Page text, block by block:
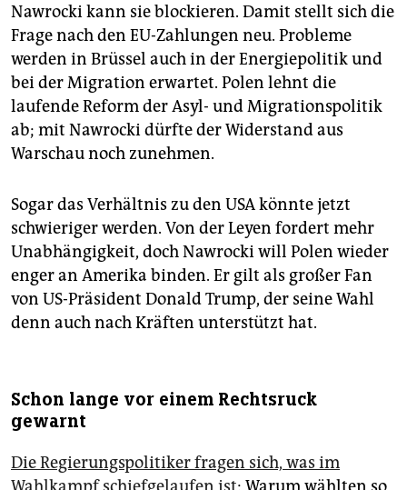
Nawrocki kann sie blockieren. Damit stellt sich die
Frage nach den EU-Zahlungen neu. Probleme
werden in Brüssel auch in der Energiepolitik und
bei der Migration erwartet. Polen lehnt die
laufende Reform der Asyl- und Migrationspolitik
ab; mit Nawrocki dürfte der Widerstand aus
Warschau noch zunehmen.
Sogar das Verhältnis zu den USA könnte jetzt
schwieriger werden. Von der Leyen fordert mehr
Unabhängigkeit, doch Nawrocki will Polen wieder
enger an Amerika binden. Er gilt als großer Fan
von US-Präsident Donald Trump, der seine Wahl
denn auch nach Kräften unterstützt hat.
Schon lange vor einem Rechtsruck
gewarnt
Die Regierungspolitiker fragen sich, was im